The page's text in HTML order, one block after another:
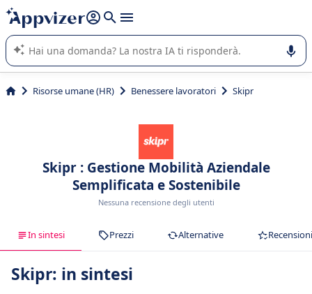
righe con
shift + enter
L'IA di Appvizer vi guida nell'utilizzo o nella scelta di un
software SaaS per la vostra azienda.
Risorse umane (HR) Benessere lavoratori Skipr
Skipr : Gestione Mobilità Aziendale
Semplificata e Sostenibile
Nessuna recensione degli utenti
In sintesi Prezzi Alternative Recensioni
Skipr: in sintesi